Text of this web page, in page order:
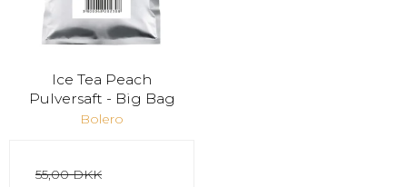
Ice Tea Peach
Pulversaft - Big Bag
Bolero
55,00 DKK